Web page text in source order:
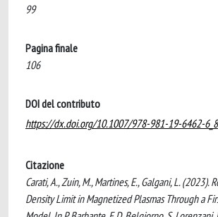
99
Pagina finale
106
DOI del contributo
https://dx.doi.org/10.1007/978-981-19-6462-6_8
Citazione
Carati, A., Zuin, M., Martines, E., Galgani, L. (2023).
Density Limit in Magnetized Plasmas Through a